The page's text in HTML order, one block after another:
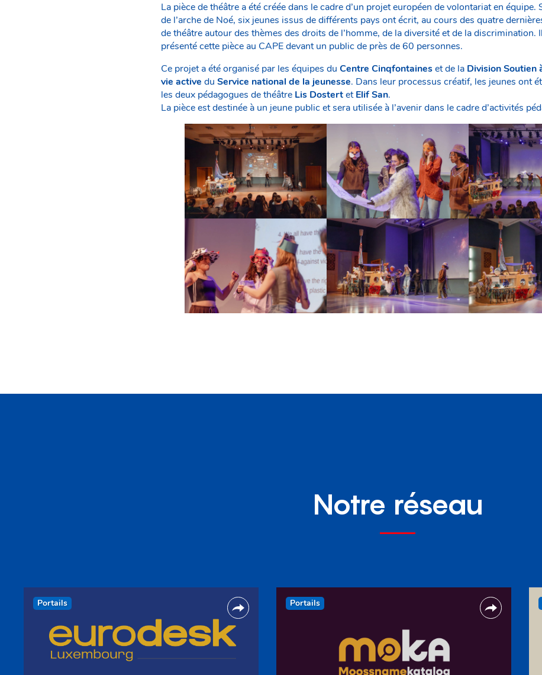
La pièce de théâtre a été créée dans le cadre d’un projet européen de volontariat en équipe.
de l’arche de Noé, six jeunes issus de différents pays ont écrit, au cours des quatre
de théâtre autour des thèmes des droits de l’homme, de la diversité et de la discrimination.
présenté cette pièce au CAPE devant un public de près de 60 personnes.
Ce projet a été organisé par les équipes du Centre Cinqfontaineset de la Division Soutien
vie active du Service national de la jeunesse. Dans leur processus créatif, les jeunes ont
les deux pédagogues de théâtre Lis DostertetElif San.
La pièce est destinée à un jeune public et sera utilisée à l’avenir dans le cadre d’activités
Notre réseau
Portails Portails